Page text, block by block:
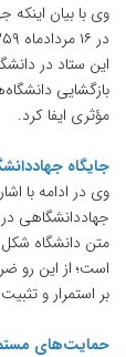
وی با بیان اینکه
این ستاد در
بازگشایی
مؤثری ایفا کرد.
جایگاه
وی در ادامه با
جهاددانشگاهی
متن دانشگاه
است؛ از این رو
بر استمرار و
حمایت‌های